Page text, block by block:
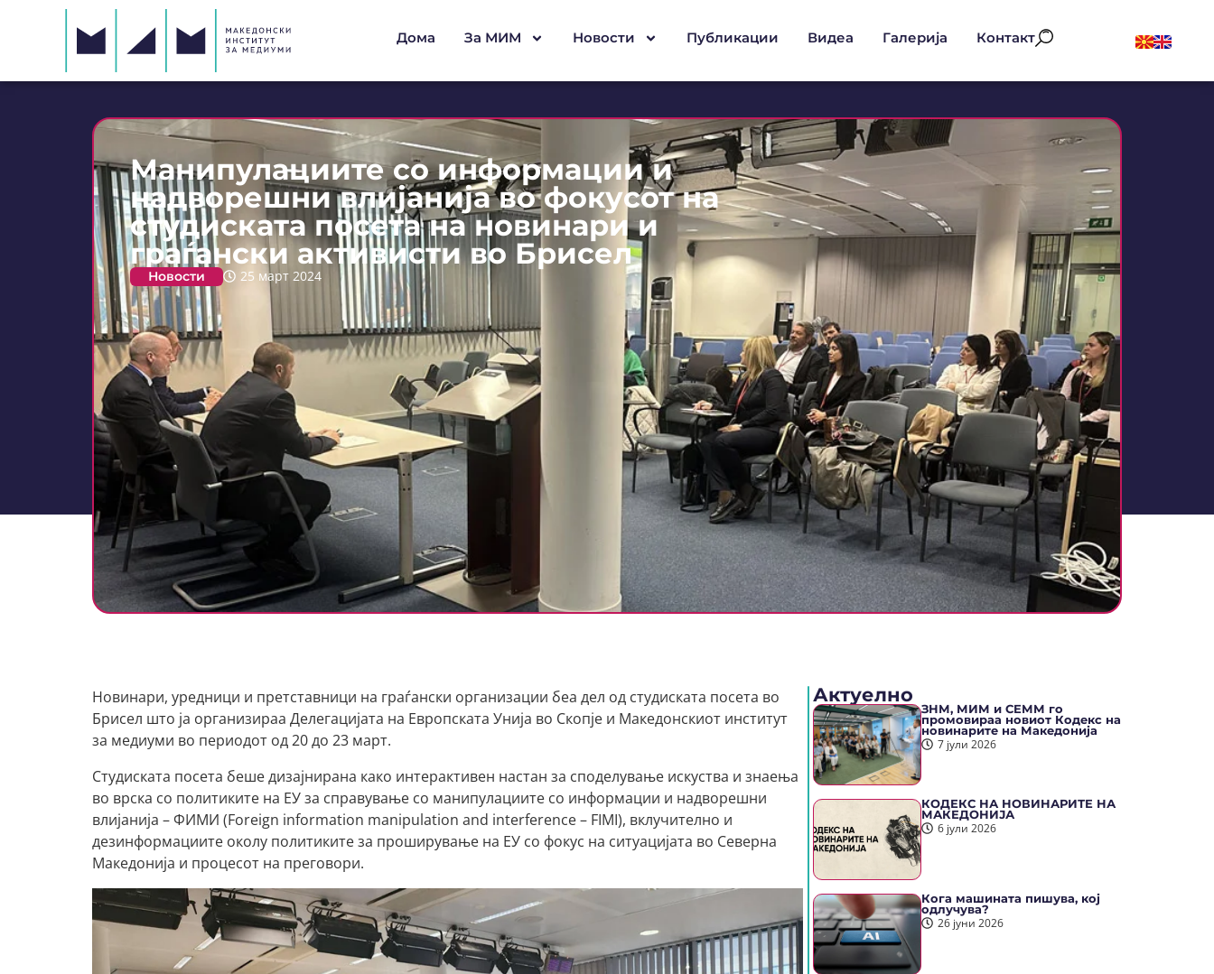
Дома За МИМ Новости Публикации Видеа Галерија Контакт
Манипулациите со информации и
надворешни влијанија во фокусот на
студиската посета на новинари и
граѓански активисти во Брисел
Новости 25 март 2024
Новинари, уредници и претставници на граѓански организации беа дел од студиската посета во
Брисел што ја организираа Делегацијата на Европската Унија во Скопје и Македонскиот институт
за медиуми во периодот од 20 до 23 март.
Студиската посета беше дизајнирана како интерактивен настан за споделување искуства и знаења
во врска со политиките на ЕУ за справување со манипулациите со информации и надворешни
влијанија – ФИМИ (Foreign information manipulation and interference – FIMI), вклучително и
дезинформациите околу политиките за проширување на ЕУ со фокус на ситуацијата во Северна
Македонија и процесот на преговори.
Актуелно
ЗНМ, МИМ и СЕММ го
промовираа новиот Кодекс на
новинарите на Македонија
7 јули 2026
КОДЕКС НА НОВИНАРИТЕ НА
МАКЕДОНИЈА
6 јули 2026
Кога машината пишува, кој
одлучува?
26 јуни 2026